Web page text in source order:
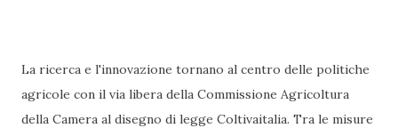
La ricerca e l'innovazione tornano al centro delle politiche
agricole con il via libera della Commissione Agricoltura
della Camera al disegno di legge Coltivaitalia. Tra le misure